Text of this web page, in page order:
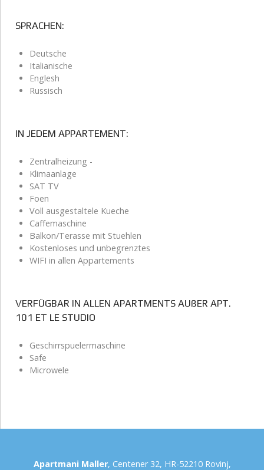
SPRACHEN:
Deutsche
Italianische
Englesh
Russisch
IN JEDEM APPARTEMENT:
Zentralheizung -
Klimaanlage
SAT TV
Foen
Voll ausgestaltele Kueche
Caffemaschine
Balkon/Terasse mit Stuehlen
Kostenloses und unbegrenztes
WIFI in allen Appartements
VERFÜGBAR IN ALLEN APARTMENTS AUßER APT.
101 ET LE STUDIO
Geschirrspuelermaschine
Safe
Microwele
Apartmani Maller, Centener 32, HR-52210 Rovinj,